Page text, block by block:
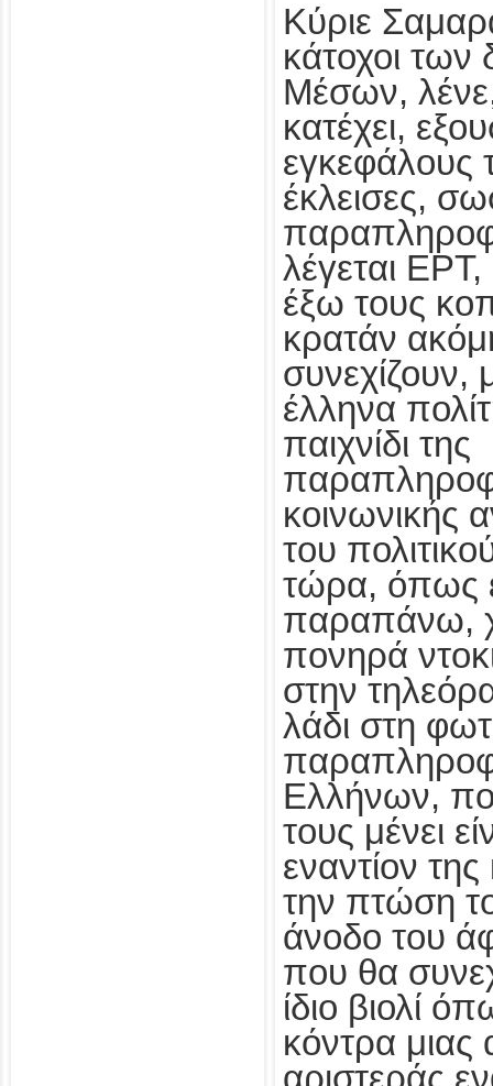
Κύριε
κάτοχοι των
Μέσων,
κατέχει,
εγκεφάλους
έκλεισες,
λέγεται
έξω τους
κρατάν
συνεχίζουν,
έλληνα
παιχνίδι της
κοινωνικής
του
τώρα, όπως
παραπάνω,
πονηρά
στην
λάδι στη
Ελλήνων,
τους μένει
εναντίον
την πτώση
άνοδο του
που θα
ίδιο βιολί
κόντρα μιας